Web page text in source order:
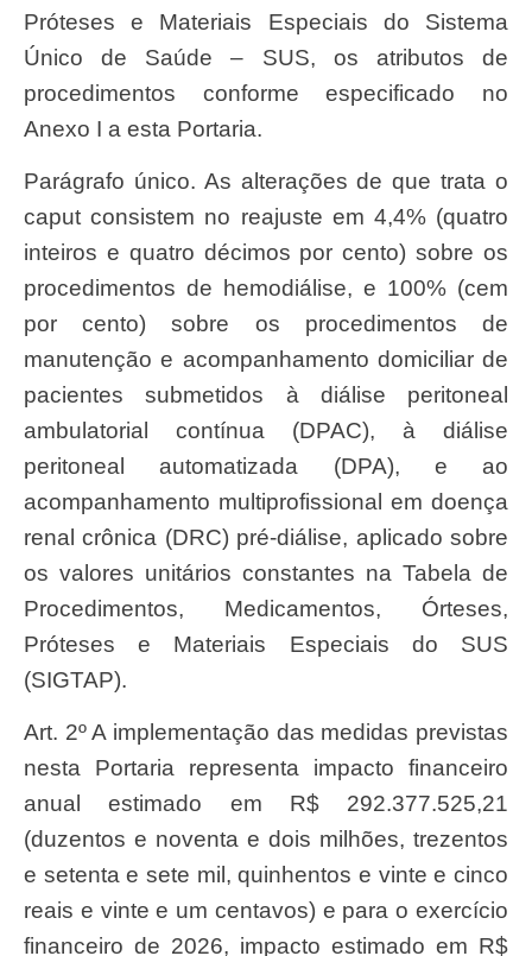
Próteses e Materiais Especiais do Sistema
Único de Saúde – SUS, os atributos de
procedimentos conforme especificado no
Anexo I a esta Portaria.
Parágrafo único. As alterações de que trata o
caput consistem no reajuste em 4,4% (quatro
inteiros e quatro décimos por cento) sobre os
procedimentos de hemodiálise, e 100% (cem
por cento) sobre os procedimentos de
manutenção e acompanhamento domiciliar de
pacientes submetidos à diálise peritoneal
ambulatorial contínua (DPAC), à diálise
peritoneal automatizada (DPA), e ao
acompanhamento multiprofissional em doença
renal crônica (DRC) pré-diálise, aplicado sobre
os valores unitários constantes na Tabela de
Procedimentos, Medicamentos, Órteses,
Próteses e Materiais Especiais do SUS
(SIGTAP).
Art. 2º A implementação das medidas previstas
nesta Portaria representa impacto financeiro
anual estimado em R$ 292.377.525,21
(duzentos e noventa e dois milhões, trezentos
e setenta e sete mil, quinhentos e vinte e cinco
reais e vinte e um centavos) e para o exercício
financeiro de 2026, impacto estimado em R$